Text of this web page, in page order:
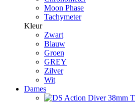
Moon Phase
Tachymeter
Kleur
Zwart
Blauw
Groen
GREY
Zilver
Wit
Dames